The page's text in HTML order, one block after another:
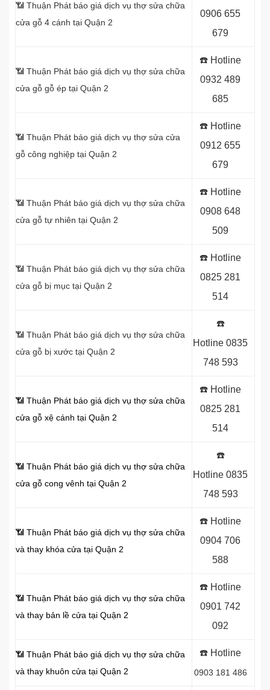
📶 Thuận Phát báo giá dịch vụ thợ sửa chữa
cửa gỗ 4 cánh tại Quận 2
0906 655
679
📶 Thuận Phát báo giá dịch vụ thợ sửa chữa
cửa gỗ gỗ ép tại Quận 2
☎️ Hotline
0932 489
685
📶 Thuận Phát báo giá dịch vụ thợ sửa cửa
gỗ công nghiệp tại Quận 2
☎️ Hotline
0912 655
679
📶 Thuận Phát báo giá dịch vụ thợ sửa chữa
cửa gỗ tự nhiên tại Quận 2
☎️ Hotline
0908 648
509
📶 Thuận Phát báo giá dịch vụ thợ sửa chữa
cửa gỗ bị mục tại Quận 2
☎️ Hotline
0825 281
514
📶 Thuận Phát báo giá dịch vụ thợ sửa chữa
cửa gỗ bị xước tại Quận 2
☎️
Hotline 0835
748 593
📶 Thuận Phát báo giá dịch vụ thợ sửa chữa
cửa gỗ xệ cánh tại Quận 2
☎️ Hotline
0825 281
514
📶 Thuận Phát báo giá dịch vụ thợ sửa chữa
cửa gỗ cong vênh tại Quận 2
☎️
Hotline 0835
748 593
📶 Thuận Phát báo giá dịch vụ thợ sửa chữa
và thay khóa cửa tại Quận 2
☎️ Hotline
0904 706
588
📶 Thuận Phát báo giá dịch vụ thợ sửa chữa
và thay bản lề cửa tại Quận 2
☎️ Hotline
0901 742
092
📶 Thuận Phát báo giá dịch vụ thợ sửa chữa
và thay khuôn cửa tại Quận 2
☎️ Hotline
0903 181 486